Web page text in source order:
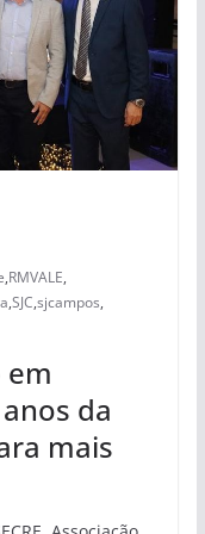
,RMVALE,
,SJC,sjcampos,
em
da
mais